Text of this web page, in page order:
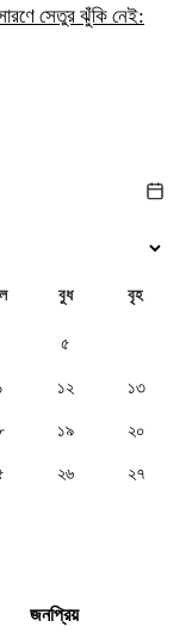
সেতুর ঝুঁকি নেই:
বুধ বৃহ
৫
১২ ১৩
১৯ ২০
২৬ ২৭
জনপ্রিয়